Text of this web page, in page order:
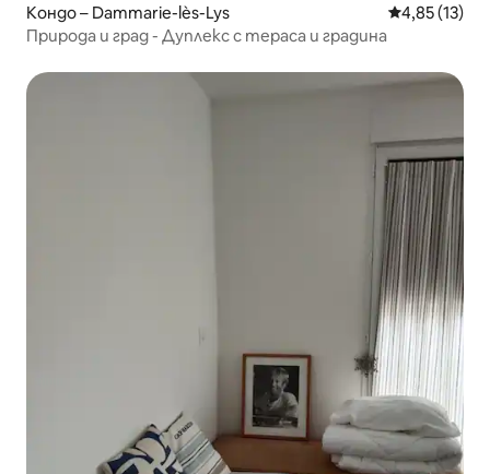
Кондо – Dammarie-lès-Lys Средна
4,85 (13)
Природа и град - Дуплекс с тераса и градина